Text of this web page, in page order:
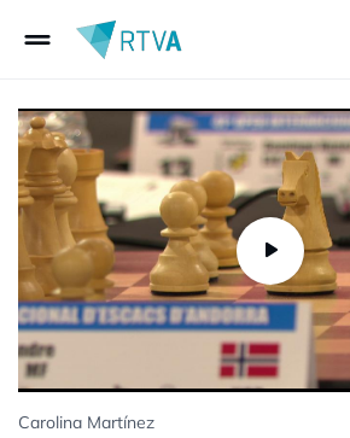
drag_handle
Carolina Martínez